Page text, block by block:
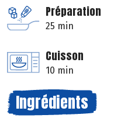
Préparation
25 min
Cuisson
10 min
Ingrédients